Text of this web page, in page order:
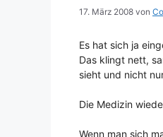
17. März 2008 von
Es hat sich ja
Das klingt nett,
sieht und nicht
Die Medizin
Wenn man sich